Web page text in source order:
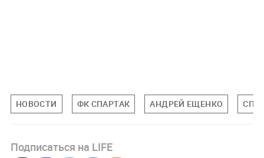
НОВОСТИ ФК СПАРТАК АНДРЕЙ ЕЩЕНКО
Подписаться на LIFE